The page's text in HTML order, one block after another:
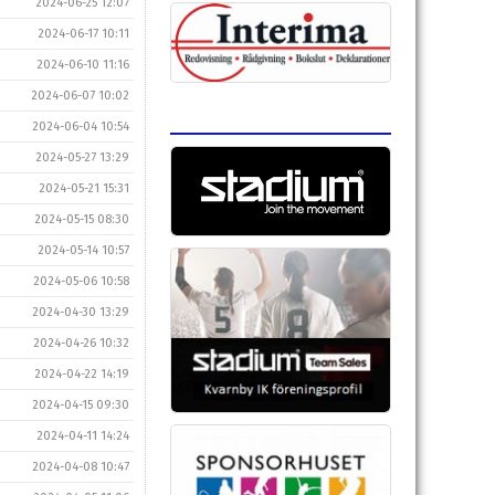
2024-06-17 10:11
2024-06-10 11:16
2024-06-07 10:02
2024-06-04 10:54
2024-05-27 13:29
2024-05-21 15:31
2024-05-15 08:30
2024-05-14 10:57
2024-05-06 10:58
2024-04-30 13:29
2024-04-26 10:32
2024-04-22 14:19
2024-04-15 09:30
2024-04-11 14:24
2024-04-08 10:47